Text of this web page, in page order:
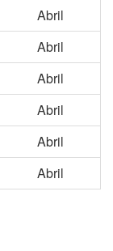
Abril
Abril
Abril
Abril
Abril
Abril